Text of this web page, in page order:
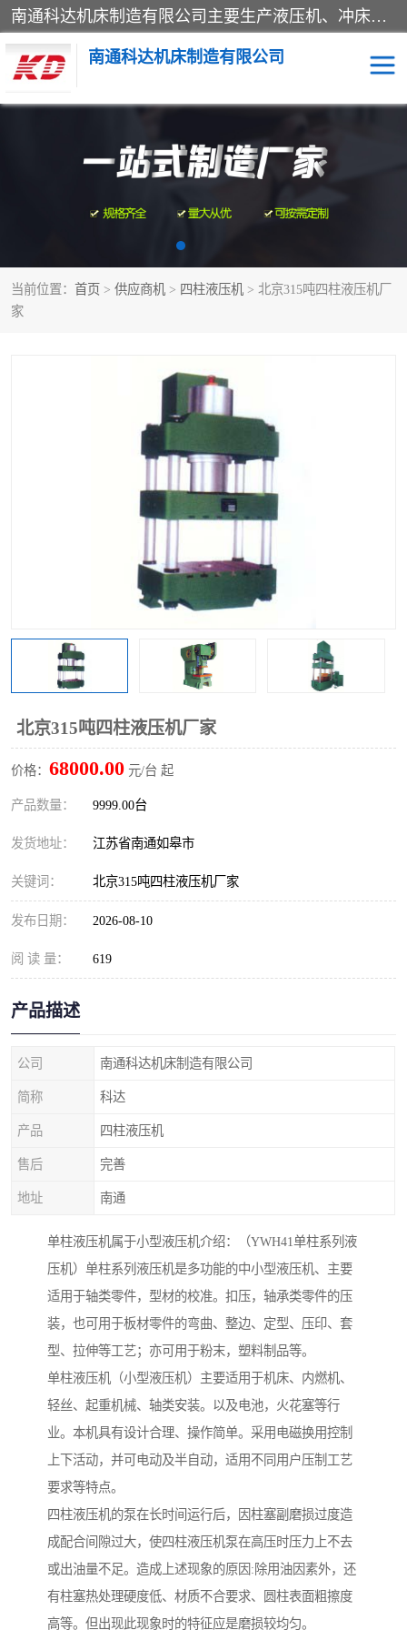
南通科达机床制造有限公司主要生产液压机、冲床、压力机等产品；本公司采用现代化企业的管理方法进行管理，立足于产品的质量管理，以优秀的品质、新颖的设计、合理的价格、完善的服务赢得广大客户的充分信赖和良好的口碑。领导层将运用科学管理方法及长期积累下来的经验和广泛领域吸取来新的技术不断调整产品结构，为市场提供精良的各类机械设备。企业将坚持与国内外各界朋友，真诚合作，共创辉煌。
南通科达机床制造有限公司
当前位置： 首页 > 供应商机 > 四柱液压机 > 北京315吨四柱液压机厂
家
北京315吨四柱液压机厂家
价格： 68000.00 元/台 起
产品数量： 9999.00台
发货地址： 江苏省南通如皋市
关键词： 北京315吨四柱液压机厂家
发布日期： 2026-08-10
阅 读 量： 619
产品描述
公司 南通科达机床制造有限公司
简称 科达
产品 四柱液压机
售后 完善
地址 南通
单柱液压机属于小型液压机介绍：（YWH41单柱系列液
压机）单柱系列液压机是多功能的中小型液压机、主要
适用于轴类零件，型材的校准。扣压，轴承类零件的压
装，也可用于板材零件的弯曲、整边、定型、压印、套
型、拉伸等工艺；亦可用于粉末，塑料制品等。
单柱液压机（小型液压机）主要适用于机床、内燃机、
轻丝、起重机械、轴类安装。以及电池，火花塞等行
业。本机具有设计合理、操作简单。采用电磁换用控制
上下活动，并可电动及半自动，适用不同用户压制工艺
要求等特点。
四柱液压机的泵在长时间运行后，因柱塞副磨损过度造
成配合间隙过大，使四柱液压机泵在高压时压力上不去
或出油量不足。造成上述现象的原因:除用油因素外，还
有柱塞热处理硬度低、材质不合要求、圆柱表面粗擦度
高等。但出现此现象时的特征应是磨损较均匀。
四柱液压机 液压机
卷板机